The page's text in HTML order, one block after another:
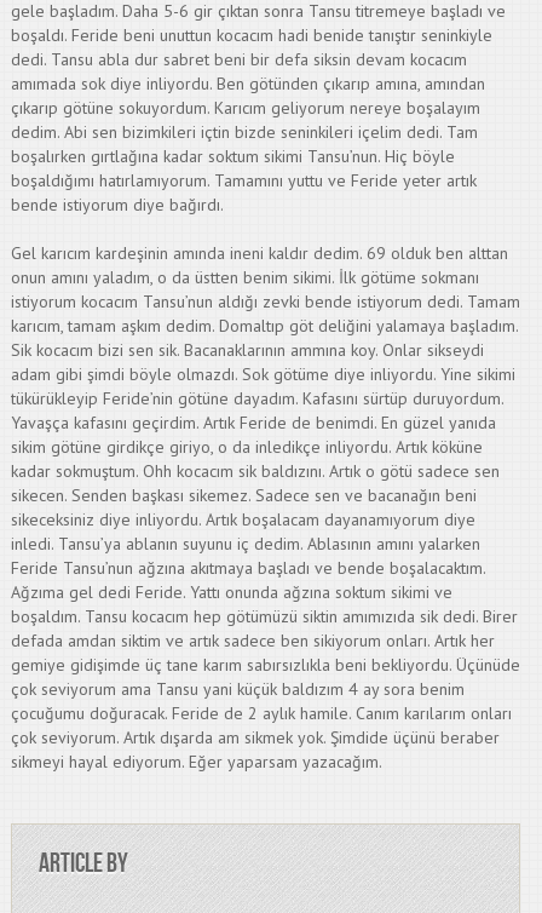
gele başladım. Daha 5-6 gir çıktan sonra Tansu titremeye başladı ve
boşaldı. Feride beni unuttun kocacım hadi benide tanıştır seninkiyle
dedi. Tansu abla dur sabret beni bir defa siksin devam kocacım
amımada sok diye inliyordu. Ben götünden çıkarıp amına, amından
çıkarıp götüne sokuyordum. Karıcım geliyorum nereye boşalayım
dedim. Abi sen bizimkileri içtin bizde seninkileri içelim dedi. Tam
boşalırken gırtlağına kadar soktum sikimi Tansu’nun. Hiç böyle
boşaldığımı hatırlamıyorum. Tamamını yuttu ve Feride yeter artık
bende istiyorum diye bağırdı.
Gel karıcım kardeşinin amında ineni kaldır dedim. 69 olduk ben alttan
onun amını yaladım, o da üstten benim sikimi. İlk götüme sokmanı
istiyorum kocacım Tansu’nun aldığı zevki bende istiyorum dedi. Tamam
karıcım, tamam aşkım dedim. Domaltıp göt deliğini yalamaya başladım.
Sik kocacım bizi sen sik. Bacanaklarının ammına koy. Onlar sikseydi
adam gibi şimdi böyle olmazdı. Sok götüme diye inliyordu. Yine sikimi
tükürükleyip Feride’nin götüne dayadım. Kafasını sürtüp duruyordum.
Yavaşça kafasını geçirdim. Artık Feride de benimdi. En güzel yanıda
sikim götüne girdikçe giriyo, o da inledikçe inliyordu. Artık köküne
kadar sokmuştum. Ohh kocacım sik baldızını. Artık o götü sadece sen
sikecen. Senden başkası sikemez. Sadece sen ve bacanağın beni
sikeceksiniz diye inliyordu. Artık boşalacam dayanamıyorum diye
inledi. Tansu’ya ablanın suyunu iç dedim. Ablasının amını yalarken
Feride Tansu’nun ağzına akıtmaya başladı ve bende boşalacaktım.
Ağzıma gel dedi Feride. Yattı onunda ağzına soktum sikimi ve
boşaldım. Tansu kocacım hep götümüzü siktin amımızıda sik dedi. Birer
defada amdan siktim ve artık sadece ben sikiyorum onları. Artık her
gemiye gidişimde üç tane karım sabırsızlıkla beni bekliyordu. Üçünüde
çok seviyorum ama Tansu yani küçük baldızım 4 ay sora benim
çocuğumu doğuracak. Feride de 2 aylık hamile. Canım karılarım onları
çok seviyorum. Artık dışarda am sikmek yok. Şimdide üçünü beraber
sikmeyi hayal ediyorum. Eğer yaparsam yazacağım.
Article by